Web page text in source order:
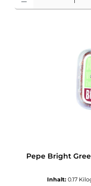
Pepe Bright
Inhalt: 0.17